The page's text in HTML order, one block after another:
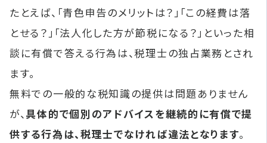
たとえば、「青色申告のメリットは？」「この経費は落
とせる？」「法人化した方が節税になる？」といった相
談に有償で答える行為は、税理士の独占業務とされ
ます。
無料での一般的な税知識の提供は問題ありません
が、 具体的で個別のアドバイスを継続的に有償で提
供する行為は、税理士でなければ違法となります。